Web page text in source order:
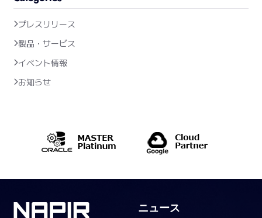
プレスリリース
製品・サービス
イベント情報
お知らせ
ニュース